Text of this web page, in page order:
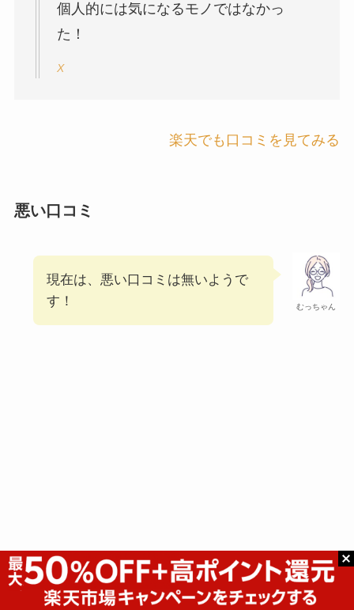
個人的には気になるモノではなかっ
た！
X
楽天でも口コミを見てみる
悪い口コミ
むっちゃん
現在は、悪い口コミは無いようで
す！